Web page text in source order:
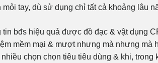
tay, dù sử dụng chỉ tất cả khoảng lâu
tin bđs hiệu quả được đồ đạc & vật dụng
mềm mại & mượt nhưng mà nhưng mà
chọn chọn tiêu tiêu dùng & khi,